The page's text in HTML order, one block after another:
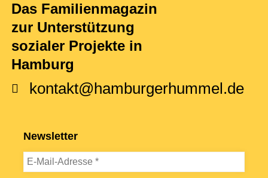
Das Familienmagazin
zur Unterstützung
sozialer Projekte in
Hamburg
kontakt@hamburgerhummel.de
Newsletter